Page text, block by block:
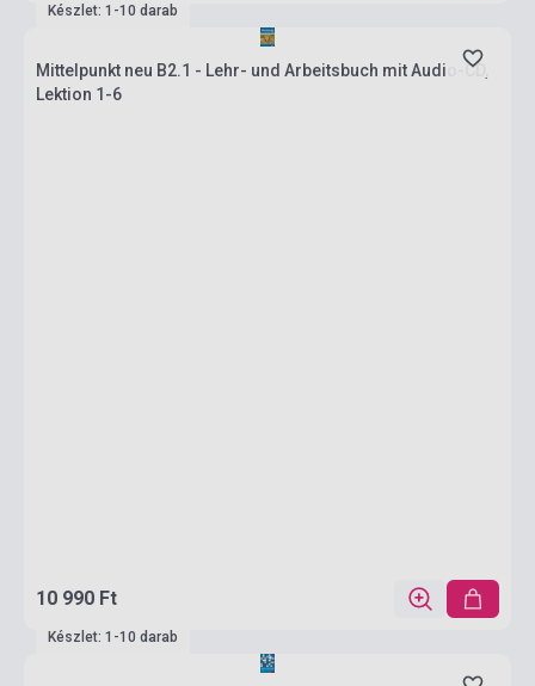
Készlet: 1-10 darab
Mittelpunkt neu B2.1 - Lehr- und Arbeitsbuch mit Audio-CD,
Lektion 1-6
10 990 Ft
Készlet: 1-10 darab